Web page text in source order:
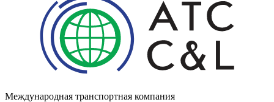
Международная транспортная компания